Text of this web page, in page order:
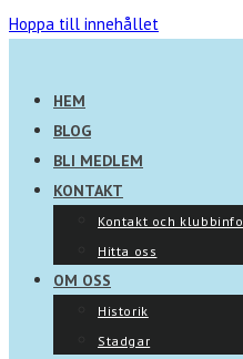
Hoppa till innehållet
HEM
BLOG
BLI MEDLEM
KONTAKT
Kontakt och klubbinfo
Hitta oss
OM OSS
Historik
Stadgar